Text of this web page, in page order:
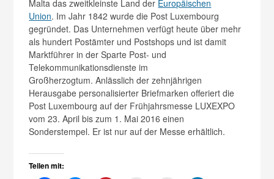
Malta das zweitkleinste Land der Europäischen
Union. Im Jahr 1842 wurde die Post Luxembourg
gegründet. Das Unternehmen verfügt heute über mehr
als hundert Postämter und Postshops und ist damit
Marktführer in der Sparte Post- und
Telekommunikationsdienste im
Großherzogtum. Anlässlich der zehnjährigen
Herausgabe personalisierter Briefmarken offeriert die
Post Luxembourg auf der Frühjahrsmesse LUXEXPO
vom 23. April bis zum 1. Mai 2016 einen
Sonderstempel. Er ist nur auf der Messe erhältlich.
Teilen mit: